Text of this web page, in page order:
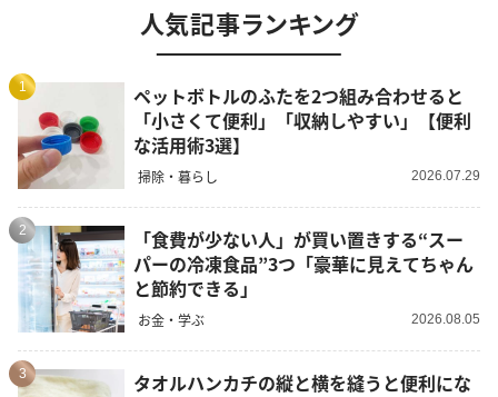
人気記事ランキング
1
ペットボトルのふたを2つ組み合わせると
「小さくて便利」「収納しやすい」【便利
な活用術3選】
掃除・暮らし 2026.07.29
2
「食費が少ない人」が買い置きする“スー
パーの冷凍食品”3つ「豪華に見えてちゃん
と節約できる」
お金・学ぶ 2026.08.05
3
タオルハンカチの縦と横を縫うと便利にな